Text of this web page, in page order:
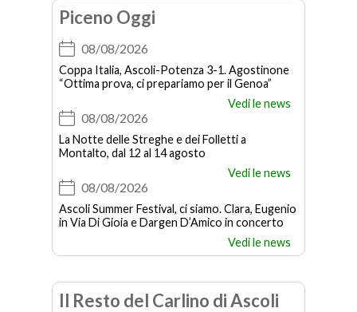
Piceno Oggi
08/08/2026
Coppa Italia, Ascoli-Potenza 3-1. Agostinone
“Ottima prova, ci prepariamo per il Genoa”
Vedi le news
08/08/2026
La Notte delle Streghe e dei Folletti a
Montalto, dal 12 al 14 agosto
Vedi le news
08/08/2026
Ascoli Summer Festival, ci siamo. Clara, Eugenio
in Via Di Gioia e Dargen D’Amico in concerto
Vedi le news
Il Resto del Carlino di Ascoli